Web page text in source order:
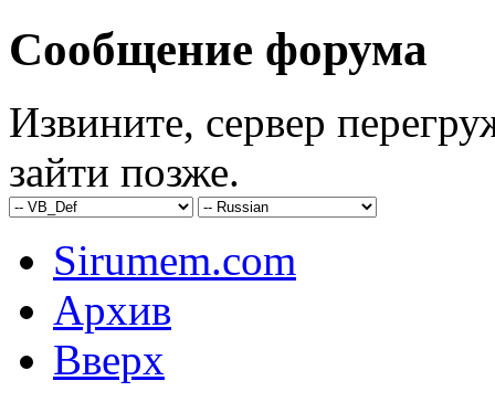
Сообщение форума
Извините, сервер
зайти позже.
Sirumem.com
Архив
Вверх